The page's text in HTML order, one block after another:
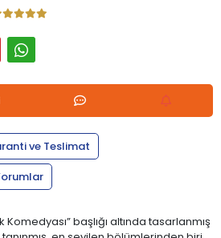
ve Teslimat
Komedyası” başlığı altında tasarlanmış